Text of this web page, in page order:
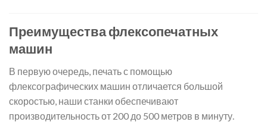
Преимущества флексопечатных
машин
В первую очередь, печать с помощью
флексографических машин отличается большой
скоростью, наши станки обеспечивают
производительность от 200 до 500 метров в минуту.